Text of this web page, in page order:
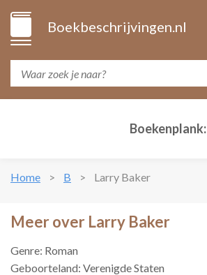
Boekbeschrijvingen.nl
Boekenplank:
Home B Larry Baker
Meer over Larry Baker
Genre: Roman
Geboorteland: Verenigde Staten